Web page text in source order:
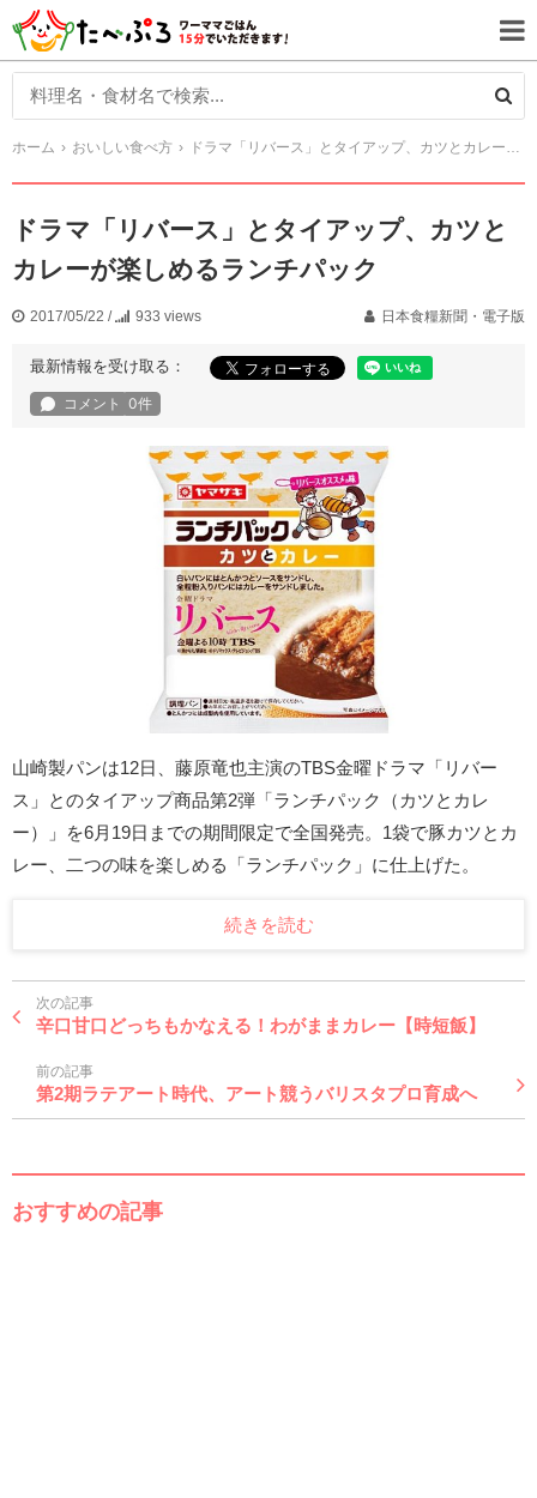
ホーム おいしい食べ方 ドラマ「リバース」とタイアップ、カツとカレーが楽しめるランチパック
ドラマ「リバース」とタイアップ、カツと
カレーが楽しめるランチパック
2017/05/22 / 933 views 日本食糧新聞・電子版
最新情報を受け取る：
山崎製パンは12日、藤原竜也主演のTBS金曜ドラマ「リバー
ス」とのタイアップ商品第2弾「ランチパック（カツとカレ
ー）」を6月19日までの期間限定で全国発売。1袋で豚カツとカ
レー、二つの味を楽しめる「ランチパック」に仕上げた。
続きを読む
次の記事
辛口甘口どっちもかなえる！わがままカレー【時短飯】
前の記事
第2期ラテアート時代、アート競うバリスタプロ育成へ
おすすめの記事